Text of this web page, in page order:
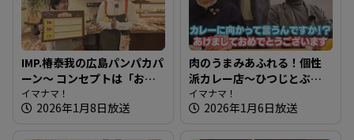
IMP.椿泰我の広島パンパカパ
ーン～ コンセプトは「おい
しいパンは人を幸せにす
る」150種類のパンが並ぶ人
イマナマ！
2026年1月8日放送
肉のうまみあふれる！個性
派カレー店～ひつじとぶた
【たまにはそとランチ】
イマナマ！
2026年1月6日放送